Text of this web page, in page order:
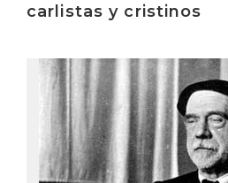
carlistas y cristinos
Irakurri